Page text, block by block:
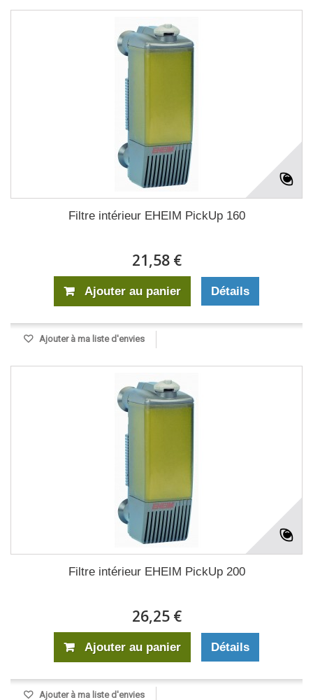
Filtre intérieur EHEIM PickUp 160
21,58 €
Ajouter au panier Détails
Ajouter à ma liste d'envies
Filtre intérieur EHEIM PickUp 200
26,25 €
Ajouter au panier Détails
Ajouter à ma liste d'envies